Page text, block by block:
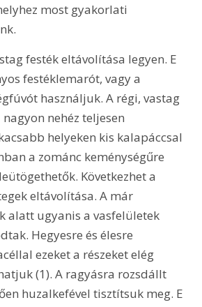
most gyakorlati
festék eltávolítása legyen. E
festéklemarót, vagy a
használjuk. A régi, vastag
nehéz teljesen
helyeken kis kalapáccsal
a zománc keménységűre
Következhet a
eltávolítása. A már
alatt ugyanis a vasfelületek
Hegyesre és élesre
ezeket a részeket elég
(1). A ragyásra rozsdállt
huzalkefével tisztítsuk meg. E